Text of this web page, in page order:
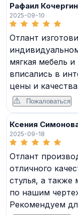
Рафаил Кочергин
2025-09-10
Отлант
мягкая мебель
вписались в
цены и
Пожаловаться
Ксения
2025-09-18
Отлант
отличного
стулья, а также
по нашим
Рекомендуем